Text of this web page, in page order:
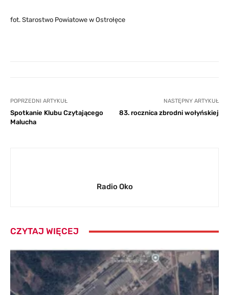
fot. Starostwo Powiatowe w Ostrołęce
POPRZEDNI ARTYKUŁ
Spotkanie Klubu Czytającego
Malucha
NASTĘPNY ARTYKUŁ
83. rocznica zbrodni wołyńskiej
Radio Oko
CZYTAJ WIĘCEJ